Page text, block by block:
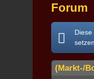
Forum
(Markt-/